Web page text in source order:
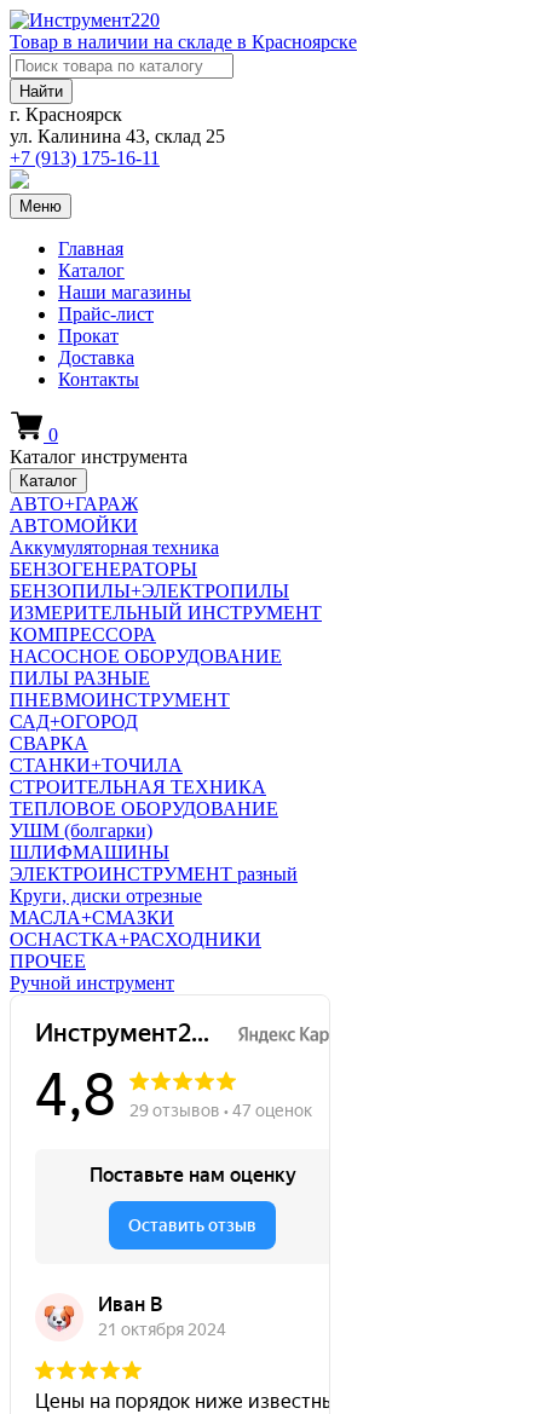
Товар в наличии на складе в Красноярске
Найти
г. Красноярск
ул. Калинина 43, склад 25
+7 (913) 175-16-11
Меню
Главная
Каталог
Наши магазины
Прайс-лист
Прокат
Доставка
Контакты
0
Каталог инструмента
Каталог
АВТО+ГАРАЖ
АВТОМОЙКИ
Аккумуляторная техника
БЕНЗОГЕНЕРАТОРЫ
БЕНЗОПИЛЫ+ЭЛЕКТРОПИЛЫ
ИЗМЕРИТЕЛЬНЫЙ ИНСТРУМЕНТ
КОМПРЕССОРА
НАСОСНОЕ ОБОРУДОВАНИЕ
ПИЛЫ РАЗНЫЕ
ПНЕВМОИНСТРУМЕНТ
САД+ОГОРОД
СВАРКА
СТАНКИ+ТОЧИЛА
СТРОИТЕЛЬНАЯ ТЕХНИКА
ТЕПЛОВОЕ ОБОРУДОВАНИЕ
УШМ (болгарки)
ШЛИФМАШИНЫ
ЭЛЕКТРОИНСТРУМЕНТ разный
Круги, диски отрезные
МАСЛА+СМАЗКИ
ОСНАСТКА+РАСХОДНИКИ
ПРОЧЕЕ
Ручной инструмент